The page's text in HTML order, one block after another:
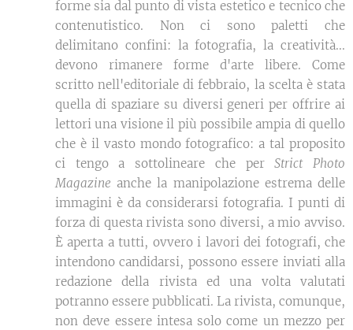
forme sia dal punto di vista estetico e tecnico che
contenutistico. Non ci sono paletti che
delimitano confini: la fotografia, la creatività...
devono rimanere forme d'arte libere. Come
scritto nell'editoriale di febbraio, la scelta è stata
quella di spaziare su diversi generi per offrire ai
lettori una visione il più possibile ampia di quello
che è il vasto mondo fotografico: a tal proposito
ci tengo a sottolineare che perStrict Photo
Magazine anche la manipolazione estrema delle
immagini è da considerarsi fotografia. I punti di
forza di questa rivista sono diversi, a mio avviso.
È aperta a tutti, ovvero i lavori dei fotografi, che
intendono candidarsi, possono essere inviati alla
redazione della rivista ed una volta valutati
potranno essere pubblicati. La rivista, comunque,
non deve essere intesa solo come un mezzo per